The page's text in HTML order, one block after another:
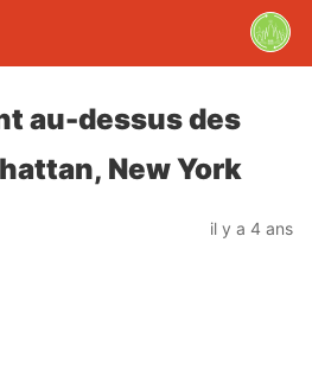
au-dessus des
New York
il y a 4 ans